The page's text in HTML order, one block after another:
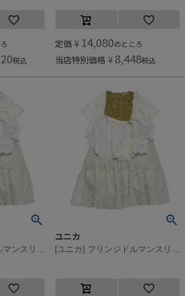
税込
定価 ¥ 14,080のところ
当店特別価格 ¥ 8,448税込
ユニカ